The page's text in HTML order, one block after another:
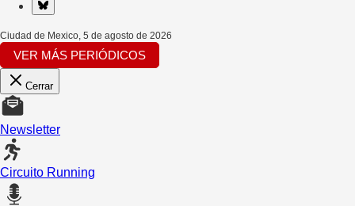
Ciudad de Mexico, 5 de agosto de 2026
VER MÁS PERIÓDICOS
Cerrar
Newsletter
Circuito Running